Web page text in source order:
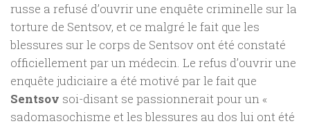
russe a refusé d’ouvrir une enquête criminelle sur la
torture de Sentsov, et ce malgré le fait que les
blessures sur le corps de Sentsov ont été constaté
officiellement par un médecin. Le refus d’ouvrir une
enquête judiciaire a été motivé par le fait que
Sentsov soi-disant se passionnerait pour un «
sadomasochisme et les blessures au dos lui ont été